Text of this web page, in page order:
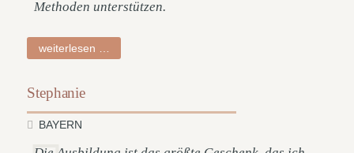
Methoden unterstützen.
weiterlesen …
Stephanie
BAYERN